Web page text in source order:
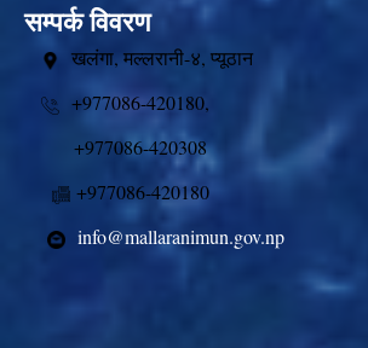
सम्पर्क विवरण
खलंगा, मल्लरानी-४, प्यूठान
+977086-420180,
+977086-420308
+977086-420180
info@mallaranimun.gov.np